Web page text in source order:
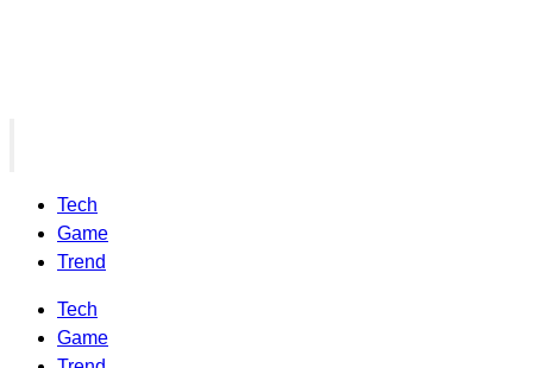
Tech
Game
Trend
Tech
Game